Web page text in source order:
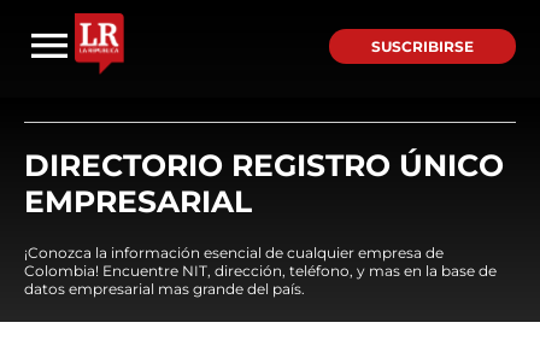
SUSCRIBIRSE
DIRECTORIO REGISTRO ÚNICO
EMPRESARIAL
¡Conozca la información esencial de cualquier empresa de
Colombia! Encuentre NIT, dirección, teléfono, y mas en la base de
datos empresarial mas grande del país.